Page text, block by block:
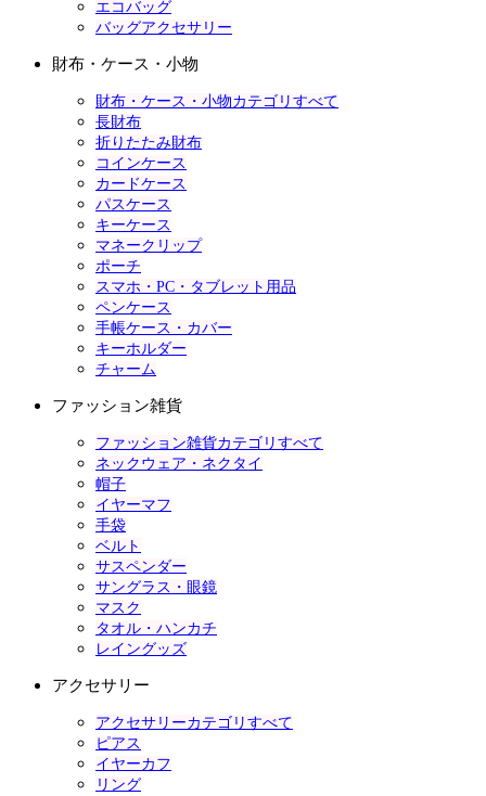
エコバッグ
バッグアクセサリー
財布・ケース・小物
財布・ケース・小物カテゴリすべて
長財布
折りたたみ財布
コインケース
カードケース
パスケース
キーケース
マネークリップ
ポーチ
スマホ・PC・タブレット用品
ペンケース
手帳ケース・カバー
キーホルダー
チャーム
ファッション雑貨
ファッション雑貨カテゴリすべて
ネックウェア・ネクタイ
帽子
イヤーマフ
手袋
ベルト
サスペンダー
サングラス・眼鏡
マスク
タオル・ハンカチ
レイングッズ
アクセサリー
アクセサリーカテゴリすべて
ピアス
イヤーカフ
リング